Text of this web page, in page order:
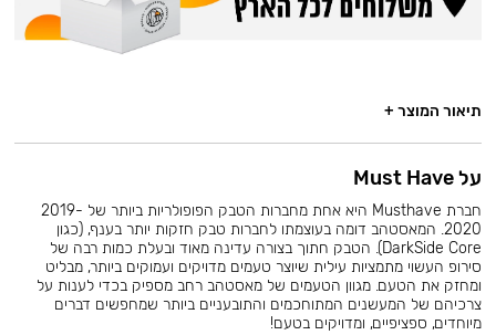
תיאור המוצר +
על Must Have
חברת Musthave היא אחת מחברות הטבק הפופולריות ביותר של 2019-
2020. המאסטהב דומה בעוצמתו לחברות טבק חזקות יותר בענף, (כגון
DarkSide Core). הטבק חתוך בצורה עדינה מאוד ובעלת כמות רבה של
סירופ העשוי מתמציות עילית שיוצר טעמים מדויקים ועמוקים ביותר, מבליט
ומחזק את הטעם. מגוון הטעמים של מאסטהב רחב מספיק בכדי לענות על
צרכיהם של המעשנים המתוחכמים והתובעניים ביותר שמחפשים דברים
מיוחדים, ספציפיים, ומדויקים בטעם!